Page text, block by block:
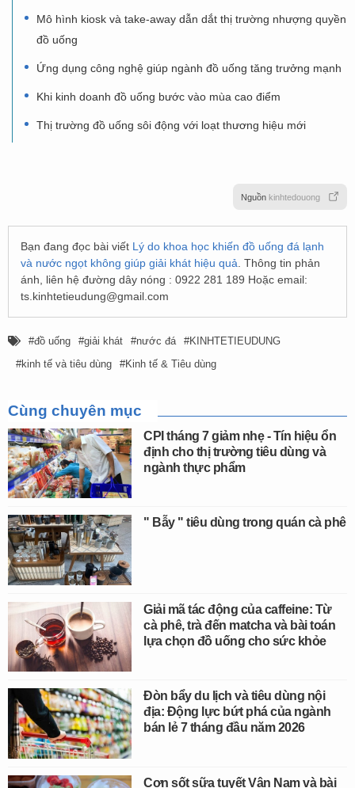
Mô hình kiosk và take-away dẫn dắt thị trường nhượng quyền
đồ uống
Ứng dụng công nghệ giúp ngành đồ uống tăng trưởng mạnh
Khi kinh doanh đồ uống bước vào mùa cao điểm
Thị trường đồ uống sôi động với loạt thương hiệu mới
Nguồn kinhtedouong
Bạn đang đọc bài viết Lý do khoa học khiến đồ uống đá lạnh
và nước ngọt không giúp giải khát hiệu quả . Thông tin phản
ánh, liên hệ đường dây nóng : 0922 281 189 Hoặc email:
ts.kinhtetieudung@gmail.com
đồ uống giải khát nước đá
KINHTETIEUDUNG
kinh tế và tiêu dùng
Kinh tế & Tiêu dùng
Cùng chuyên mục
CPI tháng 7 giảm nhẹ - Tín hiệu ổn
định cho thị trường tiêu dùng và
ngành thực phẩm
" Bẫy " tiêu dùng trong quán cà phê
Giải mã tác động của caffeine: Từ
cà phê, trà đến matcha và bài toán
lựa chọn đồ uống cho sức khỏe
Đòn bẩy du lịch và tiêu dùng nội
địa: Động lực bứt phá của ngành
bán lẻ 7 tháng đầu năm 2026
Cơn sốt sữa tuyết Vân Nam và bài